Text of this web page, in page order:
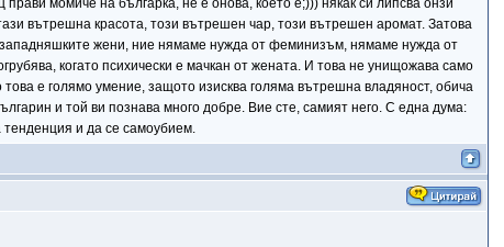
момиче на българка, не е онова, което е;))) някак си липсва онзи
вътрешна красота, този вътрешен чар, този вътрешен аромат. Затова
жени, ние нямаме нужда от феминизъм, нямаме нужда от
когато психически е мачкан от жената. И това не унищожава само
е голямо умение, защото изисква голяма вътрешна владяност, обича
и той ви познава много добре. Вие сте, самият него. С една дума:
и да се самоубием.